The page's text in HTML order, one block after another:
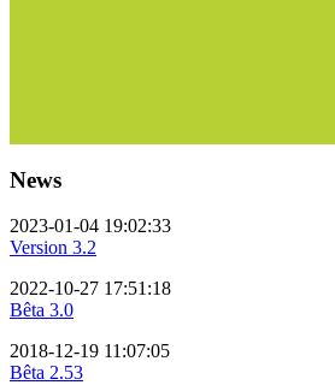
News
2023-01-04 19:02:33
Version 3.2
2022-10-27 17:51:18
Bêta 3.0
2018-12-19 11:07:05
Bêta 2.53